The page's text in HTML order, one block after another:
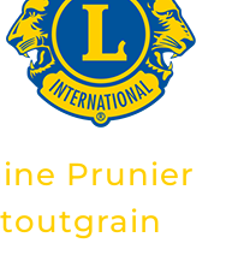
Prunier